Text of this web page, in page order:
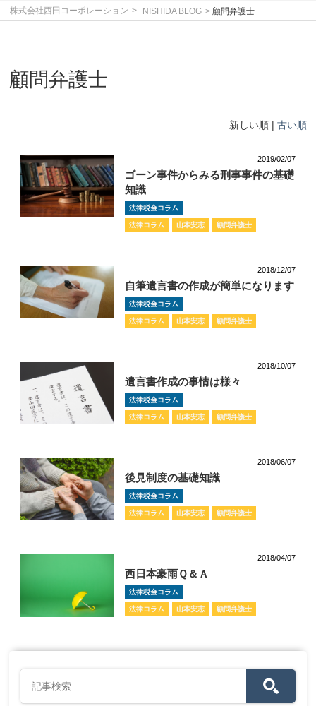
株式会社西田コーポレーション NISHIDA BLOG 顧問弁護士
顧問弁護士
新しい順 | 古い順
2019/02/07
ゴーン事件からみる刑事事件の基礎
知識
法律税金コラム
法律コラム 山本安志 顧問弁護士
2018/12/07
自筆遺言書の作成が簡単になります
法律税金コラム
法律コラム 山本安志 顧問弁護士
2018/10/07
遺言書作成の事情は様々
法律税金コラム
法律コラム 山本安志 顧問弁護士
2018/06/07
後見制度の基礎知識
法律税金コラム
法律コラム 山本安志 顧問弁護士
2018/04/07
西日本豪雨Ｑ＆Ａ
法律税金コラム
法律コラム 山本安志 顧問弁護士